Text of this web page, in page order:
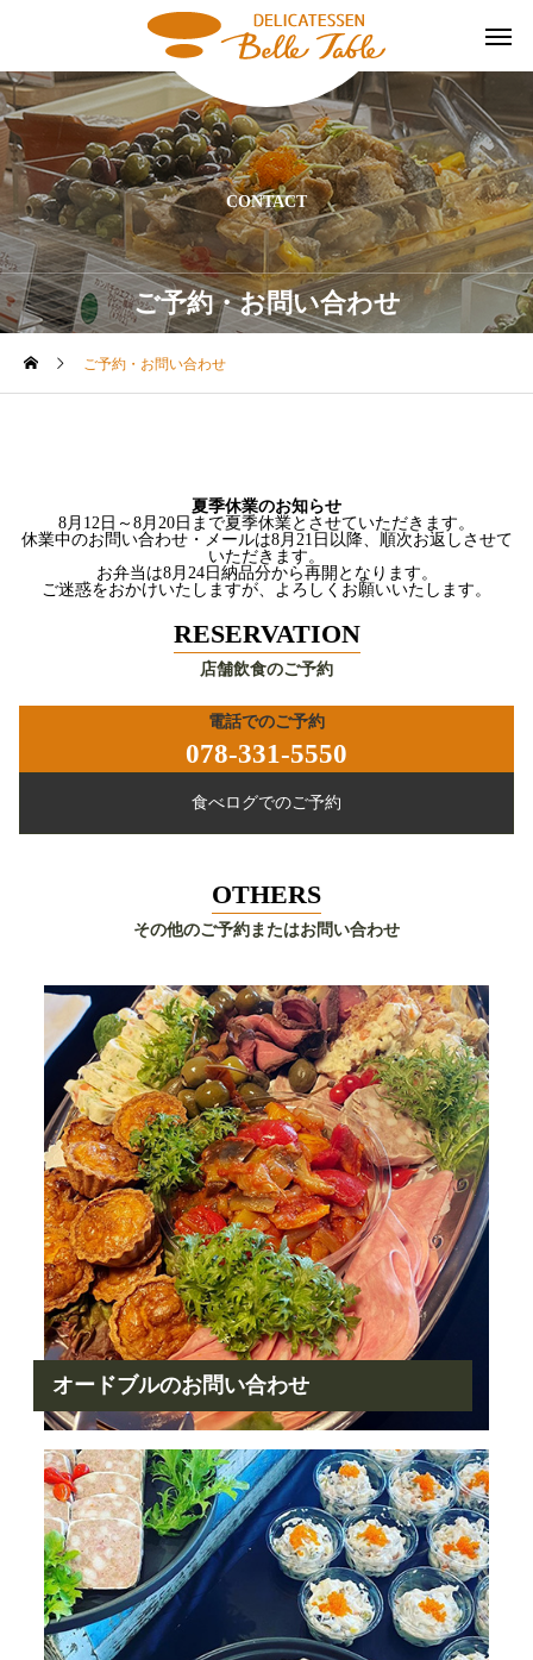
CONTACT
ご予約・お問い合わせ
ご予約・お問い合わせ
夏季休業のお知らせ
8月12日～8月20日まで夏季休業とさせていただきます。
休業中のお問い合わせ・メールは8月21日以降、順次お返しさせて
いただきます。
お弁当は8月24日納品分から再開となります。
ご迷惑をおかけいたしますが、よろしくお願いいたします。
RESERVATION
店舗飲食のご予約
電話でのご予約
078-331-5550
食べログでのご予約
OTHERS
その他のご予約またはお問い合わせ
オードブルのお問い合わせ